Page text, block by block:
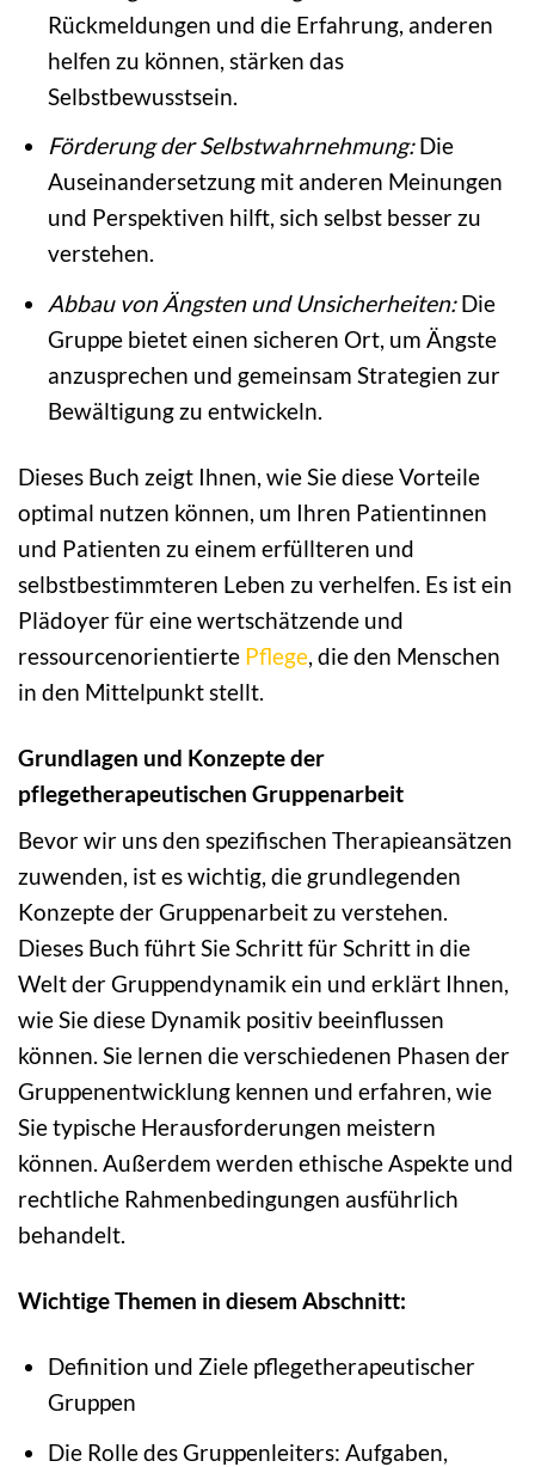
Rückmeldungen und die Erfahrung, anderen
helfen zu können, stärken das
Selbstbewusstsein.
Förderung der Selbstwahrnehmung:Die
Auseinandersetzung mit anderen Meinungen
und Perspektiven hilft, sich selbst besser zu
verstehen.
Abbau von Ängsten und Unsicherheiten:Die
Gruppe bietet einen sicheren Ort, um Ängste
anzusprechen und gemeinsam Strategien zur
Bewältigung zu entwickeln.
Dieses Buch zeigt Ihnen, wie Sie diese Vorteile
optimal nutzen können, um Ihren Patientinnen
und Patienten zu einem erfüllteren und
selbstbestimmteren Leben zu verhelfen. Es ist ein
Plädoyer für eine wertschätzende und
ressourcenorientierte Pflege, die den Menschen
in den Mittelpunkt stellt.
Grundlagen und Konzepte der
pflegetherapeutischen Gruppenarbeit
Bevor wir uns den spezifischen Therapieansätzen
zuwenden, ist es wichtig, die grundlegenden
Konzepte der Gruppenarbeit zu verstehen.
Dieses Buch führt Sie Schritt für Schritt in die
Welt der Gruppendynamik ein und erklärt Ihnen,
wie Sie diese Dynamik positiv beeinflussen
können. Sie lernen die verschiedenen Phasen der
Gruppenentwicklung kennen und erfahren, wie
Sie typische Herausforderungen meistern
können. Außerdem werden ethische Aspekte und
rechtliche Rahmenbedingungen ausführlich
behandelt.
Wichtige Themen in diesem Abschnitt:
Definition und Ziele pflegetherapeutischer
Gruppen
Die Rolle des Gruppenleiters: Aufgaben,